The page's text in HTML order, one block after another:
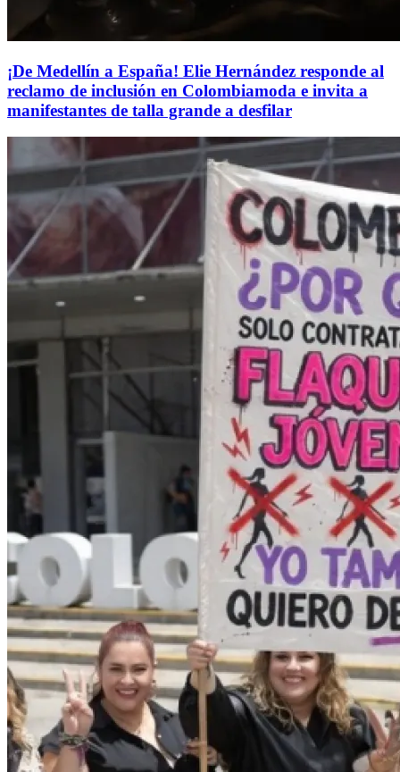
¡De Medellín a España! Elie Hernández responde al
reclamo de inclusión en Colombiamoda e invita a
manifestantes de talla grande a desfilar